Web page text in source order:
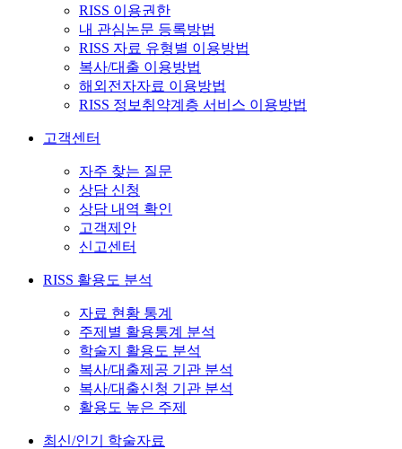
RISS 이용권한
내 관심논문 등록방법
RISS 자료 유형별 이용방법
복사/대출 이용방법
해외전자자료 이용방법
RISS 정보취약계층 서비스 이용방법
고객센터
자주 찾는 질문
상담 신청
상담 내역 확인
고객제안
신고센터
RISS 활용도 분석
자료 현황 통계
주제별 활용통계 분석
학술지 활용도 분석
복사/대출제공 기관 분석
복사/대출신청 기관 분석
활용도 높은 주제
최신/인기 학술자료